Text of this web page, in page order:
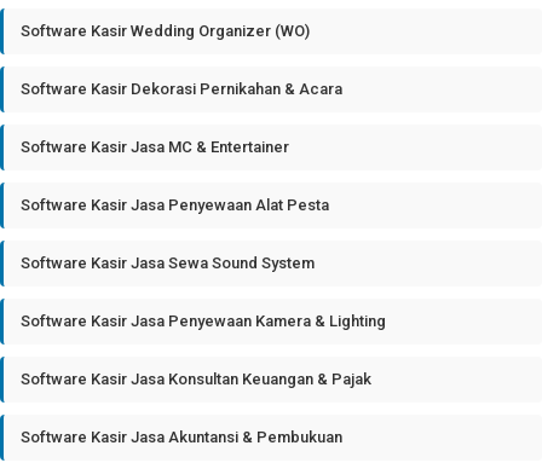
Software Kasir Wedding Organizer (WO)
Software Kasir Dekorasi Pernikahan & Acara
Software Kasir Jasa MC & Entertainer
Software Kasir Jasa Penyewaan Alat Pesta
Software Kasir Jasa Sewa Sound System
Software Kasir Jasa Penyewaan Kamera & Lighting
Software Kasir Jasa Konsultan Keuangan & Pajak
Software Kasir Jasa Akuntansi & Pembukuan